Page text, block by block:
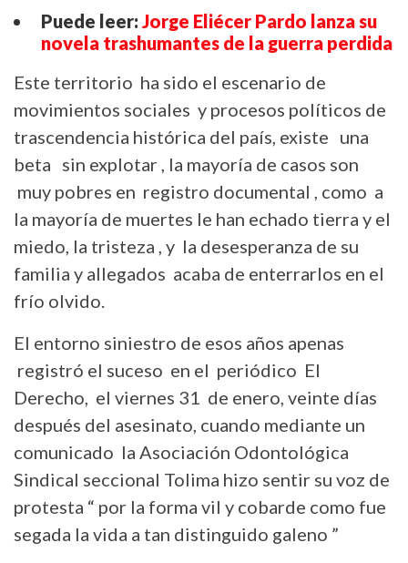
Puede leer:Jorge Eliécer Pardo lanza su
novela trashumantes de la guerra perdida
Este territorio ha sido el escenario de
movimientos sociales y procesos políticos de
trascendencia histórica del país, existe una
beta sin explotar , la mayoría de casos son
muy pobres en registro documental , como a
la mayoría de muertes le han echado tierra y el
miedo, la tristeza , y la desesperanza de su
familia y allegados acaba de enterrarlos en el
frío olvido.
El entorno siniestro de esos años apenas
registró el suceso en el periódico El
Derecho, el viernes 31 de enero, veinte días
después del asesinato, cuando mediante un
comunicado la Asociación Odontológica
Sindical seccional Tolima hizo sentir su voz de
protesta “ por la forma vil y cobarde como fue
segada la vida a tan distinguido galeno ”